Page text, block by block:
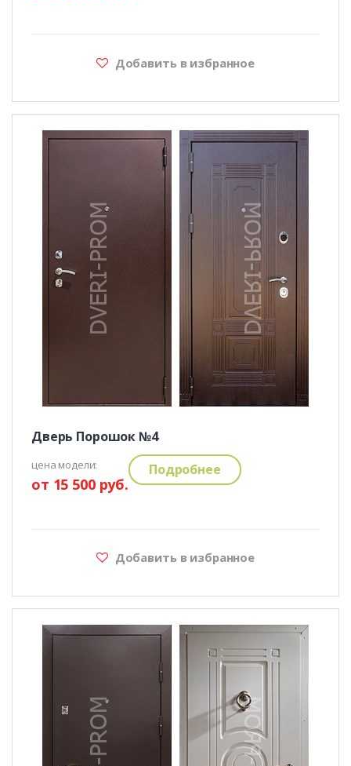
Добавить в избранное
Дверь Порошок №4
цена модели:
от 15 500 руб.
Подробнее
Добавить в избранное